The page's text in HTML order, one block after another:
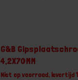
G&B
4,2X70MM
Niet op voorraad, levertijd